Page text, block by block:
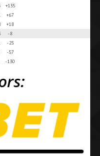
+135
+67
+18
-8
-25
-57
-130